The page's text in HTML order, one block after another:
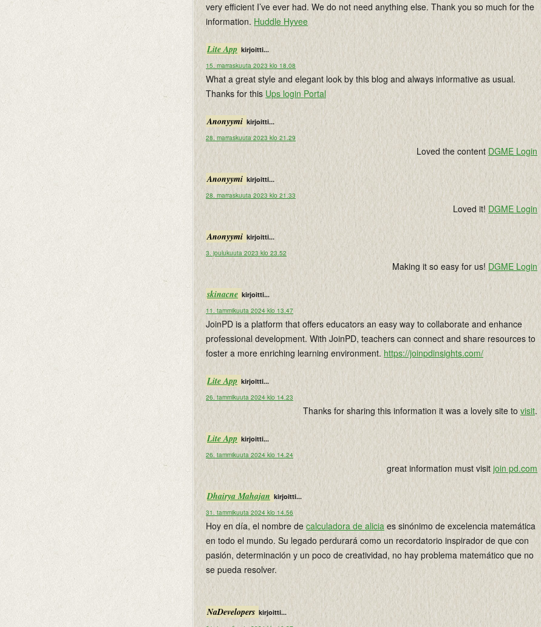
very efficient I’ve ever had. We do not need anything else. Thank you so much for the
information. Huddle Hyvee
Lite App kirjoitti...
15. marraskuuta 2023 klo 18.08
What a great style and elegant look by this blog and always informative as usual.
Thanks for this Ups login Portal
Anonyymi kirjoitti...
28. marraskuuta 2023 klo 21.29
Loved the content DGME Login
Anonyymi kirjoitti...
28. marraskuuta 2023 klo 21.33
Loved it! DGME Login
Anonyymi kirjoitti...
3. joulukuuta 2023 klo 23.52
Making it so easy for us! DGME Login
skinacne kirjoitti...
11. tammikuuta 2024 klo 13.47
JoinPD is a platform that offers educators an easy way to collaborate and enhance
professional development. With JoinPD, teachers can connect and share resources to
foster a more enriching learning environment. https://joinpdinsights.com/
Lite App kirjoitti...
26. tammikuuta 2024 klo 14.23
Thanks for sharing this information it was a lovely site to visit.
Lite App kirjoitti...
26. tammikuuta 2024 klo 14.24
great information must visit join pd.com
Dhairya Mahajan kirjoitti...
31. tammikuuta 2024 klo 14.56
Hoy en día, el nombre de calculadora de alicia es sinónimo de excelencia matemática
en todo el mundo. Su legado perdurará como un recordatorio inspirador de que con
pasión, determinación y un poco de creatividad, no hay problema matemático que no
se pueda resolver.
NaDevelopers kirjoitti...